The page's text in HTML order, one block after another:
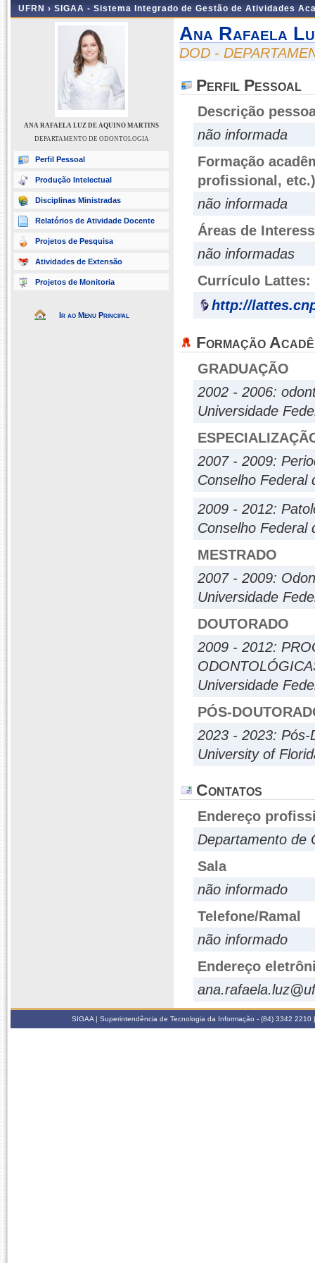
UFRN › SIGAA - Sistema Integrado de Gestão de Atividades
ANA RAFAELA LUZ DE AQUINO MARTINS
DEPARTAMENTO DE ODONTOLOGIA
Perfil Pessoal
Produção Intelectual
Disciplinas Ministradas
Relatórios de Atividade Docente
Projetos de Pesquisa
Atividades de Extensão
Projetos de Monitoria
Ir ao Menu Principal
Ana Rafaela
DOD -
Perfil Pessoal
Descrição
não informada
Formação
profissional, etc.)
não informada
Áreas de
não informadas
Currículo Lattes:
http://
Formação
GRADUAÇÃO
2002 - 2006:
Universidade
2007 - 2009:
Conselho Federal
2009 - 2012:
Conselho Federal
MESTRADO
2007 - 2009:
Universidade
DOUTORADO
2009 - 2012:
Universidade
PÓS-
2023 - 2023: Pós-
University of
Contatos
Endereço
Departamento de
Sala
não informado
Telefone/Ramal
não informado
Endereço
SIGAA | Superintendência de Tecnologia da Informação - (84) 3342